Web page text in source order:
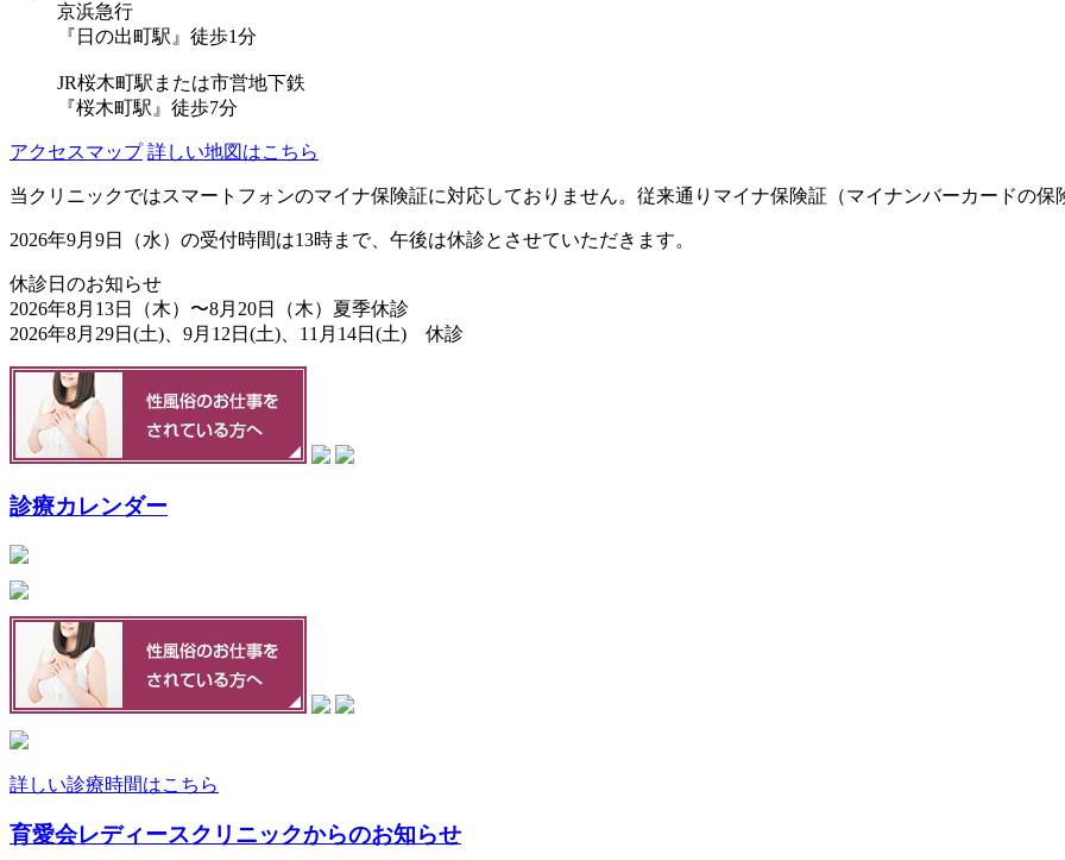
京浜急行
『日の出町駅』徒歩1分
JR桜木町駅または市営地下鉄
『桜木町駅』徒歩7分
アクセスマップ 詳しい地図はこちら
当クリニックではスマートフォンのマイナ保険証に対応しておりません。従来通りマイナ保険証（マイナンバーカードの保
2026年9月9日（水）の受付時間は13時まで、午後は休診とさせていただきます。
休診日のお知らせ
2026年8月13日（木）〜8月20日（木）夏季休診
2026年8月29日(土)、9月12日(土)、11月14日(土) 休診
診療カレンダー
詳しい診療時間はこちら
育愛会レディースクリニックからのお知らせ